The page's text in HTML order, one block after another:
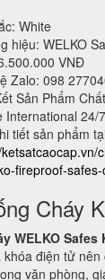
White
hiệu: WELKO
VNĐ
Zalo: 098
Sản Phẩm
International
tiết sản phẩm
fireproof-
Cháy
WELKO Safes
điện tử
văn phòng,